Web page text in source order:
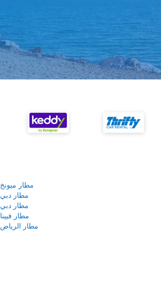
مطار ميونخ
مطار دبي
مطار دبي
مطار فيينا
مطار الرياض